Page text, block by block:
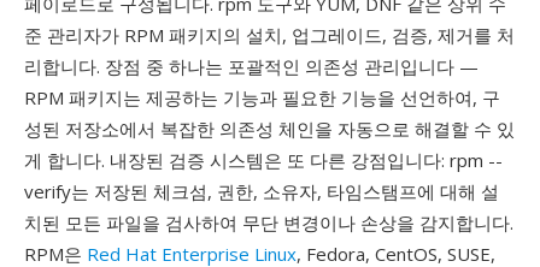
준 관리자가 RPM 패키지의 설치, 업그레이드, 검증, 제거를 처
리합니다. 장점 중 하나는 포괄적인 의존성 관리입니다 —
RPM 패키지는 제공하는 기능과 필요한 기능을 선언하여, 구
성된 저장소에서 복잡한 의존성 체인을 자동으로 해결할 수 있
게 합니다. 내장된 검증 시스템은 또 다른 강점입니다: rpm --
verify는 저장된 체크섬, 권한, 소유자, 타임스탬프에 대해 설
치된 모든 파일을 검사하여 무단 변경이나 손상을 감지합니다.
RPM은 Red Hat Enterprise Linux, Fedora, CentOS, SUSE,